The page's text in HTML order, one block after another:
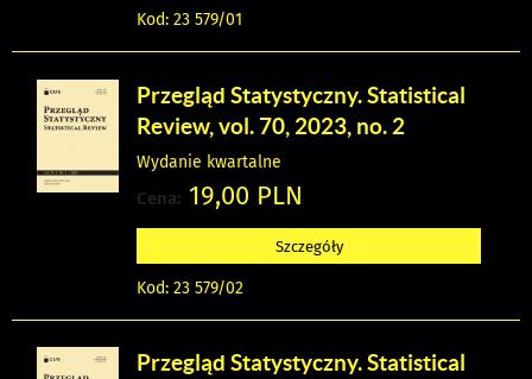
Kod: 23 579/01
Przegląd Statystyczny. Statistical
Review, vol. 70, 2023, no. 2
Wydanie kwartalne
Cena: 19,00 PLN
Szczegóły
Kod: 23 579/02
Przegląd Statystyczny. Statistical